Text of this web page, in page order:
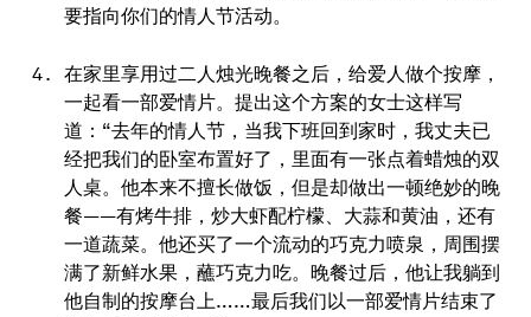
要指向你们的情人节活动。
在家里享用过二人烛光晚餐之后，给爱人做个按摩，
一起看一部爱情片。提出这个方案的女士这样写
道：“去年的情人节，当我下班回到家时，我丈夫已
经把我们的卧室布置好了，里面有一张点着蜡烛的双
人桌。他本来不擅长做饭，但是却做出一顿绝妙的晚
餐——有烤牛排，炒大虾配柠檬、大蒜和黄油，还有
一道蔬菜。他还买了一个流动的巧克力喷泉，周围摆
满了新鲜水果，蘸巧克力吃。晚餐过后，他让我躺到
他自制的按摩台上……最后我们以一部爱情片结束了